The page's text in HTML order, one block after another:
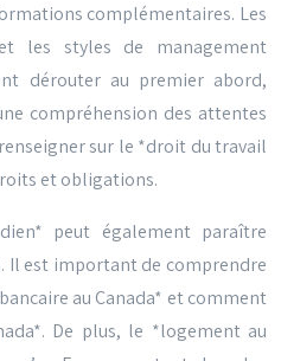
complémentaires. Les
les styles de management
dérouter au premier abord,
compréhension des attentes
sur le *droit du travail
et obligations.
peut également paraître
Il est important de comprendre
au Canada* et comment
De plus, le *logement au